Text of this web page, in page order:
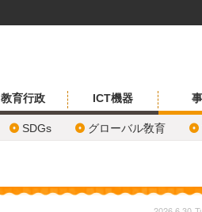
教育行政 ICT機器
SDGs グローバル敎育